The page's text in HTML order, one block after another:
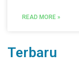
READ MORE »
Terbaru